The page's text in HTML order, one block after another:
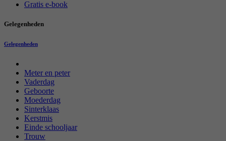
Gratis e-book
Gelegenheden
Gelegenheden
Meter en peter
Vaderdag
Geboorte
Moederdag
Sinterklaas
Kerstmis
Einde schooljaar
Trouw